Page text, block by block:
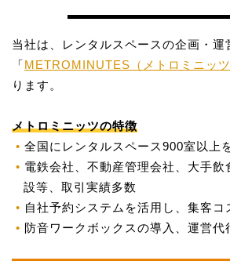
当社は、レンタルスペースの企画・運
「METROMINUTES（メトロミニッツ
ります。
メトロミニッツの特徴
全国にレンタルスペース900室以上
電鉄会社、不動産管理会社、大手飲
設等、取引実績多数
自社予約システムを活用し、集客コ
防音ワークボックスの導入、運営代